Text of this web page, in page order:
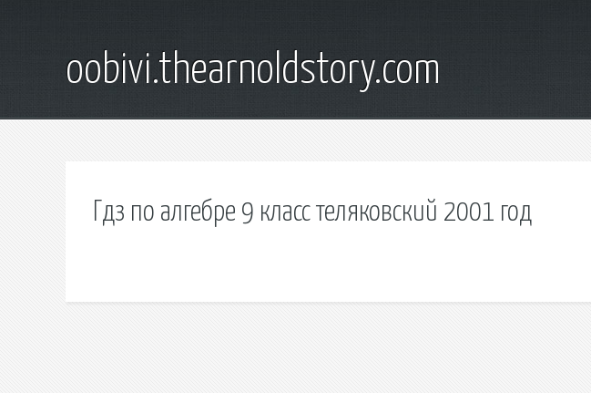
oobivi.thearnoldstory.com
Гдз по алгебре 9 класс теляковский 2001 год